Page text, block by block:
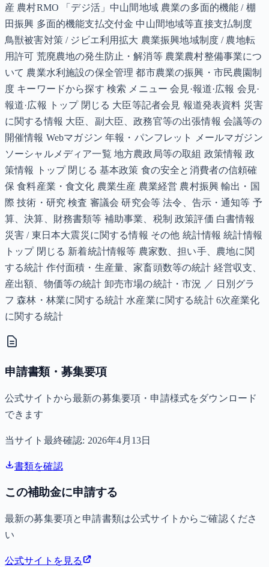
産 農村RMO 「デジ活」中山間地域 農業の多面的機能 / 棚
田振興 多面的機能支払交付金 中山間地域等直接支払制度
鳥獣被害対策 / ジビエ利用拡大 農業振興地域制度 / 農地転
用許可 荒廃農地の発生防止・解消等 農業農村整備事業につ
いて 農業水利施設の保全管理 都市農業の振興・市民農園制
度 キーワードから探す 検索 メニュー 会見·報道·広報 会見·
報道·広報 トップ 閉じる 大臣等記者会見 報道発表資料 災害
に関する情報 大臣、副大臣、政務官等の出張情報 会議等の
開催情報 Webマガジン 年報・パンフレット メールマガジン
ソーシャルメディア一覧 地方農政局等の取組 政策情報 政
策情報 トップ 閉じる 基本政策 食の安全と消費者の信頼確
保 食料産業・食文化 農業生産 農業経営 農村振興 輸出・国
際 技術・研究 検査 審議会 研究会等 法令、告示・通知等 予
算、決算、財務書類等 補助事業、税制 政策評価 白書情報
災害 / 東日本大震災に関する情報 その他 統計情報 統計情報
トップ 閉じる 新着統計情報等 農家数、担い手、農地に関
する統計 作付面積・生産量、家畜頭数等の統計 経営収支、
産出額、物価等の統計 卸売市場の統計・市況 ／ 日別グラ
フ 森林・林業に関する統計 水産業に関する統計 6次産業化
に関する統計
申請書類・募集要項
公式サイトから最新の募集要項・申請様式をダウンロード
できます
当サイト最終確認: 2026年4月13日
書類を確認
この補助金に申請する
最新の募集要項と申請書類は公式サイトからご確認くださ
い
公式サイトを見る